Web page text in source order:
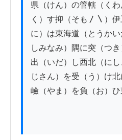
県（けん）の管轄（く
く）す抑（そも〳〵）
に）は東海道（とうか
しみなみ）隅に突（つき
出（いだ）し西北（に
じさん）を受（う）け
嶮（やま）を負（お）ひ